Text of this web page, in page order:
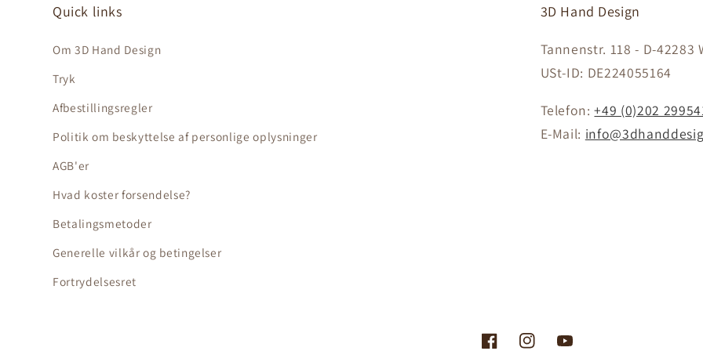
Quick links
Om 3D Hand Design
Tryk
Afbestillingsregler
Politik om beskyttelse af personlige oplysninger
AGB'er
Hvad koster forsendelse?
Betalingsmetoder
Generelle vilkår og betingelser
Fortrydelsesret
3D Hand Design
Tannenstr. 118 - D-42283
USt-ID: DE224055164
Telefon:+49 (0)202
E-Mail: